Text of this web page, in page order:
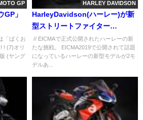
GP
GP」
「ばくお
! (7)オリ
(ヤング
HARLEY DAVIDSON
HarleyDavidson(ハーレー)が新
型ストリートファイター
Bronx975を公開！
// EICMAで正式公開されたハーレーの新
たな挑戦。 EICMA2019で公開されて話題
になっているハーレーの新型モデルが2モ
デルあ...